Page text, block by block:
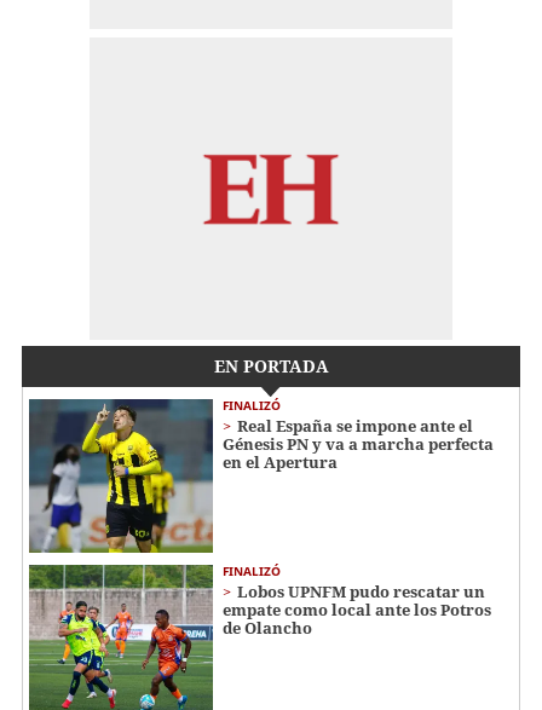
EN PORTADA
FINALIZÓ
Real España se impone ante el
Génesis PN y va a marcha perfecta
en el Apertura
FINALIZÓ
Lobos UPNFM pudo rescatar un
empate como local ante los Potros
de Olancho